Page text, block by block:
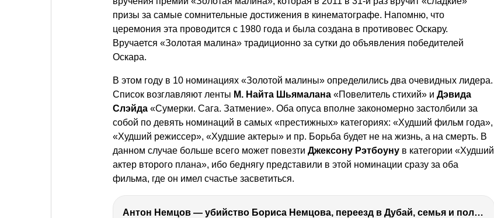
призы за самые сомнительные достижения в кинематографе. Напомню, что
церемония эта проводится с 1980 года и была создана в противовес Оскару.
Вручается «Золотая малина» традиционно за сутки до объявления победителей
Оскара.
В этом году в 10 номинациях «Золотой малины» определились два очевидных лидера.
Список возглавляют ленты М. Найта Шьямалана «Повелитель стихий» и Дэвида
Слэйда «Сумерки. Сага. Затмение». Оба опуса вполне закономерно застолбили за
собой по девять номинаций в самых «престижных» категориях: «Худший фильм года»,
«Худший режиссер», «Худшие актеры» и пр. Борьба будет не на жизнь, а на смерть. В
данном случае больше всего может повезти Джексону Рэтбоуну в категории «Худший
актер второго плана», ибо беднягу представили в этой номинации сразу за оба
фильма, где он имел счастье засветиться.
Антон Немцов — убийство Бориса Немцова, переезд в Дубай, семья и политика